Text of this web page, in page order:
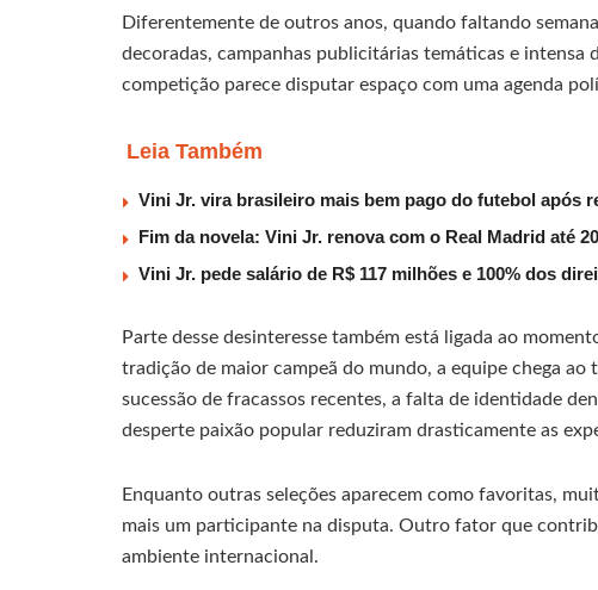
Diferentemente de outros anos, quando faltando
decoradas, campanhas publicitárias temáticas e intensa
competição parece disputar espaço com uma agenda
Leia Também
Vini Jr. vira brasileiro mais bem pago do futebol após
Fim da novela: Vini Jr. renova com o Real Madrid até
Vini Jr. pede salário de R$ 117 milhões e 100% dos
Parte desse desinteresse também está ligada ao
tradição de maior campeã do mundo, a equipe chega
sucessão de fracassos recentes, a falta de identidade
desperte paixão popular reduziram drasticamente as
Enquanto outras seleções aparecem como favoritas,
mais um participante na disputa. Outro fator que
ambiente internacional.